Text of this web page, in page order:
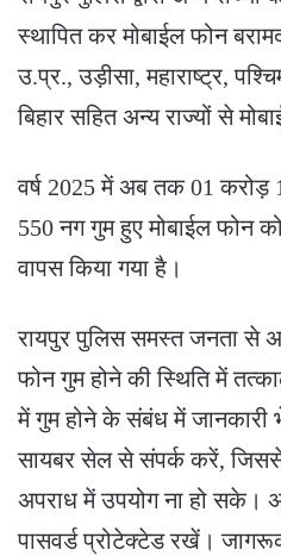
स्थापित कर मोबाईल फोन
उ.प्र., उड़ीसा, महाराष्ट्र,
बिहार सहित अन्य राज्यों से
वर्ष 2025 में अब तक 01
550 नग गुम हुए मोबाईल फोन
वापस किया गया है।
रायपुर पुलिस समस्त जनता से
फोन गुम होने की स्थिति में
में गुम होने के संबंध में
सायबर सेल से संपर्क करें, जिससे
अपराध में उपयोग ना हो सके।
पासवर्ड प्रोटेक्टेड रखें।